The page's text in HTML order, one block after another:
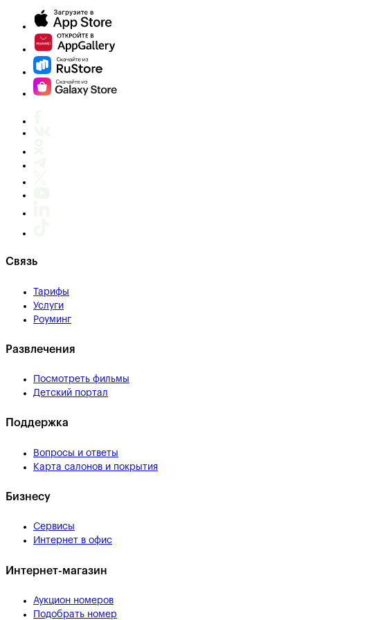
Связь
Тарифы
Услуги
Роуминг
Развлечения
Посмотреть фильмы
Детский портал
Поддержка
Вопросы и ответы
Карта салонов и покрытия
Бизнесу
Сервисы
Интернет в офис
Интернет-магазин
Аукцион номеров
Подобрать номер